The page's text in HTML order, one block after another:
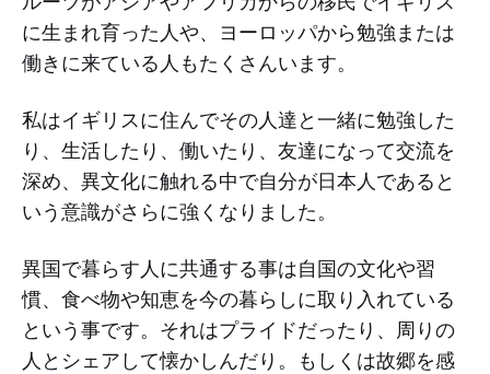
に生まれ育った人や、ヨーロッパから勉強または
働きに来ている人もたくさんいます。
私はイギリスに住んでその人達と一緒に勉強した
り、生活したり、働いたり、友達になって交流を
深め、異文化に触れる中で自分が日本人であると
いう意識がさらに強くなりました。
異国で暮らす人に共通する事は自国の文化や習
慣、食べ物や知恵を今の暮らしに取り入れている
という事です。それはプライドだったり、周りの
人とシェアして懐かしんだり。もしくは故郷を感